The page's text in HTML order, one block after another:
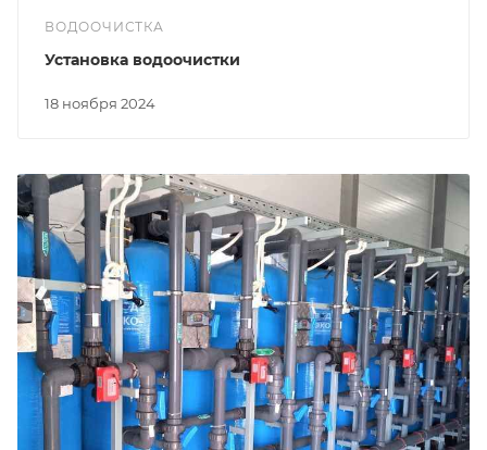
ВОДООЧИСТКА
18 ноября 2024
Установка водоочистки